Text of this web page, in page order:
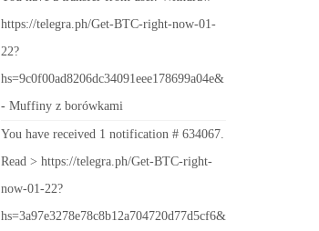
https://telegra.ph/Get-BTC-right-now-01-
22?
hs=9c0f00ad8206dc34091eee178699a04e&
- Muffiny z borówkami
You have received 1 notification # 634067.
Read > https://telegra.ph/Get-BTC-right-
now-01-22?
hs=3a97e3278e78c8b12a704720d77d5cf6&